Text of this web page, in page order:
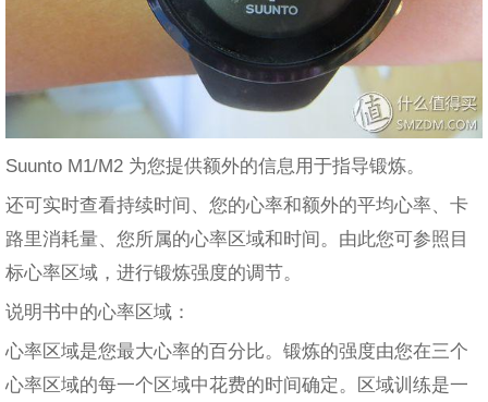
Suunto M1/M2 为您提供额外的信息用于指导锻炼。
还可实时查看持续时间、您的心率和额外的平均心率、卡
路里消耗量、您所属的心率区域和时间。由此您可参照目
标心率区域，进行锻炼强度的调节。
说明书中的心率区域：
心率区域是您最大心率的百分比。锻炼的强度由您在三个
心率区域的每一个区域中花费的时间确定。区域训练是一